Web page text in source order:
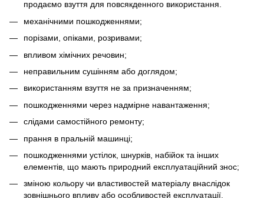
продаємо взуття для повсякденного використання.
механічними пошкодженнями;
порізами, опіками, розривами;
впливом хімічних речовин;
неправильним сушінням або доглядом;
використанням взуття не за призначенням;
пошкодженнями через надмірне навантаження;
слідами самостійного ремонту;
прання в пральній машинці;
пошкодженнями устілок, шнурків, набійок та інших
елементів, що мають природний експлуатаційний знос;
зміною кольору чи властивостей матеріалу внаслідок
зовнішнього впливу або особливостей експлуатації.